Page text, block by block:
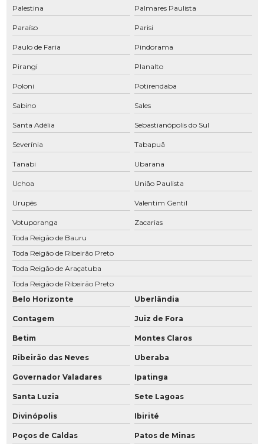
Locação de compressor de ar
Locação de compressor de ar SP
Locação de compressores
Manutenção de compressor em Araçatuba
Manutenção de compressor em Araraquara
Manutenção de compressor Atlas Copco
Manutenção de compressor em Bauru
Manutenção de compressor em Birigui
Manutenção de compressor Metalplam
Manutenção compressor Metalplan
Manutenção compressor parafuso
Manutenção de compressor em Ribeirão Preto
Manutenção de compressor em Rio Preto
Manutenção de compressor Schulz
Manutenção de compressor Sullair
Manutenção de compressores
Manutenção compressores de ar comprimido
Palestina Palmares Paulista
Paraíso Parisi
Paulo de Faria Pindorama
Pirangi Planalto
Poloni Potirendaba
Sabino Sales
Santa Adélia Sebastianópolis do Sul
Severínia Tabapuã
Tanabi Ubarana
Uchoa União Paulista
Urupês Valentim Gentil
Votuporanga
Zacarias
Toda Reigão de Bauru
Toda Reigão de Ribeirão Preto
Toda Reigão de Araçatuba
Toda Reigão de Ribeirão Preto
Belo Horizonte
Uberlândia
Contagem Juiz de Fora
Betim Montes Claros
Ribeirão das Neves Uberaba
Governador Valadares Ipatinga
Santa Luzia Sete Lagoas
Divinópolis Ibirité
Poços de Caldas Patos de Minas